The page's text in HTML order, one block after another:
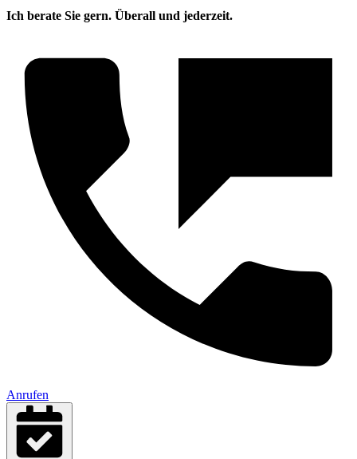
Ich berate Sie gern. Überall und jederzeit.
Anrufen